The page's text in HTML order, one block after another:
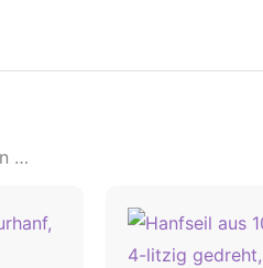
…